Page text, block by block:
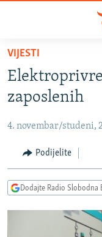
Pređite
glavni
sadržaj
Pređite
na
navigaciju
Pređite
na
VIJESTI
BOSNA I
SRBIJA
KOSOVO
CRNA GORA
VIDEO
FOTOGALERIJE
PODCASTI
RAT U UKRAJINI
VIJESTI
zaposlenih
4. novembar/studeni,
Podijelite
Dodajte Radio Slobodna